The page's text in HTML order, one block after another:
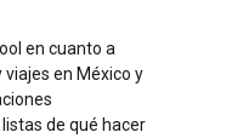
en cuanto a
viajes en México y
de qué hacer